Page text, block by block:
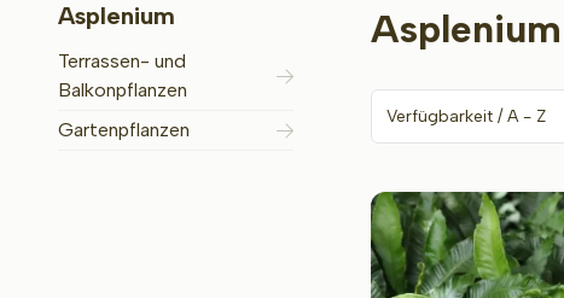
Asplenium
Terrassen- und
Balkonpflanzen
Gartenpflanzen
Asplenium